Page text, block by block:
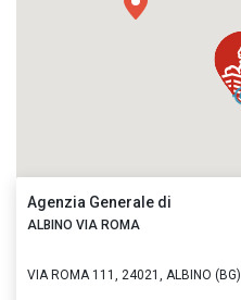
Agenzia Generale di
ALBINO VIA ROMA
VIA ROMA 111, 24021, ALBINO (BG)